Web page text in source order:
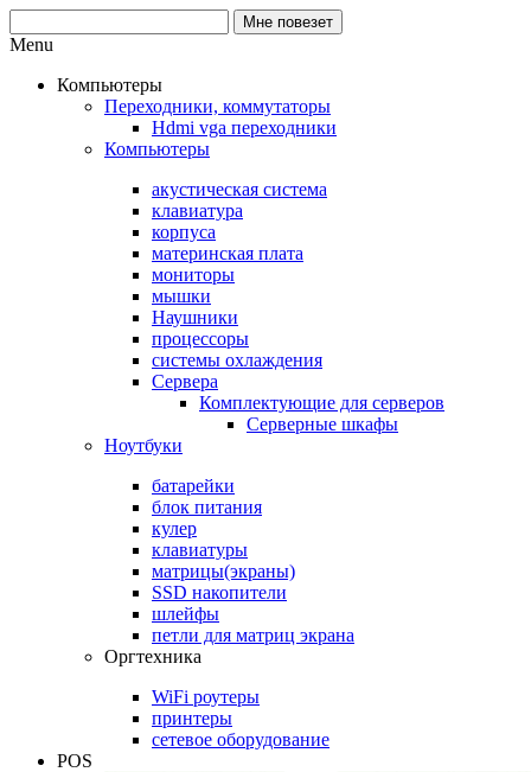
Menu
Компьютеры
Переходники, коммутаторы
Hdmi vga переходники
Компьютеры
акустическая система
клавиатура
корпуса
материнская плата
мониторы
мышки
Наушники
процессоры
системы охлаждения
Сервера
Комплектующие для серверов
Серверные шкафы
Ноутбуки
батарейки
блок питания
кулер
клавиатуры
матрицы(экраны)
SSD накопители
шлейфы
петли для матриц экрана
Оргтехника
WiFi роутеры
принтеры
сетевое оборудование
POS